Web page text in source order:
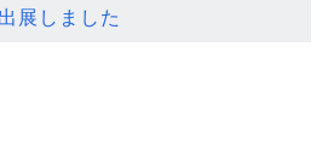
展しました